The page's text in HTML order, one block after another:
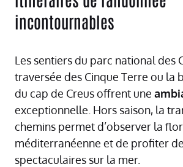
incontournables
Les sentiers du parc national des
traversée des Cinque Terre ou la
du cap de Creus offrent une
exceptionnelle. Hors saison, la
chemins permet d’observer la
méditerranéenne et de profiter
spectaculaires sur la mer.